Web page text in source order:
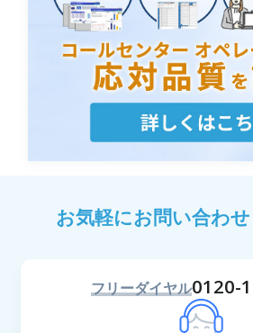
お気軽にお問い合わせ
フリーダイヤル0120-